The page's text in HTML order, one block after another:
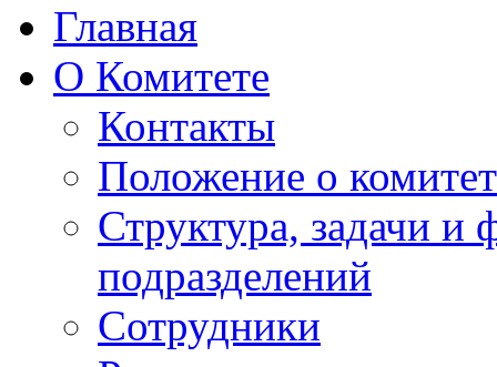
Главная
О Комитете
Контакты
Положение о
Структура, задачи и
подразделений
Сотрудники